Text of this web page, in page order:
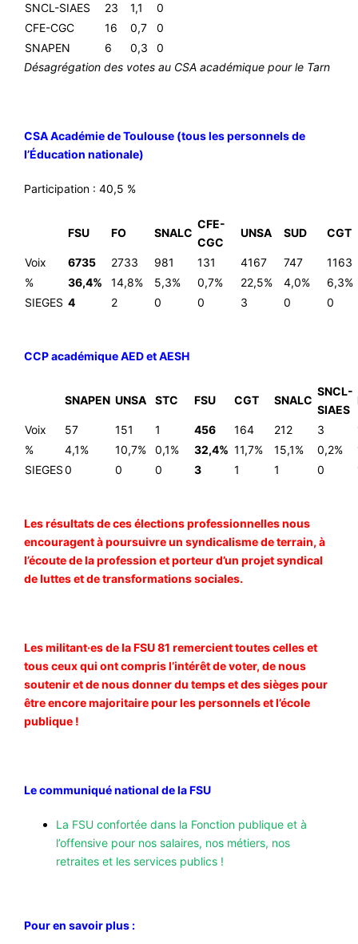
SNCL-SIAES
23 1,1
0
CFE-CGC
16 0,7
0
SNAPEN
6 0,3
0
Désagrégation des votes au CSA académique pour le Tarn
CSA Académie de Toulouse (tous les personnels de
l’Éducation nationale)
Participation : 40,5 %
FSU FO SNALC
CFE-
CGC
UNSA SUD CGT
Voix 6735 2733 981 131 4167 747
1163
%
36,4% 14,8% 5,3% 0,7% 22,5% 4,0%
6,3%
SIEGES 4 2 0 0 3 0 0
CCP académique AED et AESH
SNAPEN UNSA STC FSU CGT SNALC
SNCL-
SIAES
Voix 57 151 1 456 164 212 3
%
4,1% 10,7% 0,1% 32,4% 11,7% 15,1% 0,2%
SIEGES0 0 0 3 1 1 0
Les résultats de ces élections professionnelles nous
encouragent à poursuivre un syndicalisme de terrain, à
l’écoute de la profession et porteur d’un projet syndical
de luttes et de transformations sociales.
Les militant·es de la FSU 81 remercient toutes celles et
tous ceux qui ont compris l’intérêt de voter, de nous
soutenir et de nous donner du temps et des sièges pour
être encore majoritaire pour les personnels et l’école
publique !
Le communiqué national de la FSU
La FSU confortée dans la Fonction publique et à
l’offensive pour nos salaires, nos métiers, nos
retraites et les services publics !
Pour en savoir plus :